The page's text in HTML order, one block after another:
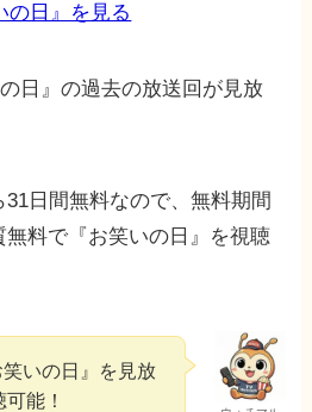
の日』を見る
日』の過去の放送回が見放
日間無料なので、無料期間
料で『お笑いの日』を視聴
いの日』を見放
能！